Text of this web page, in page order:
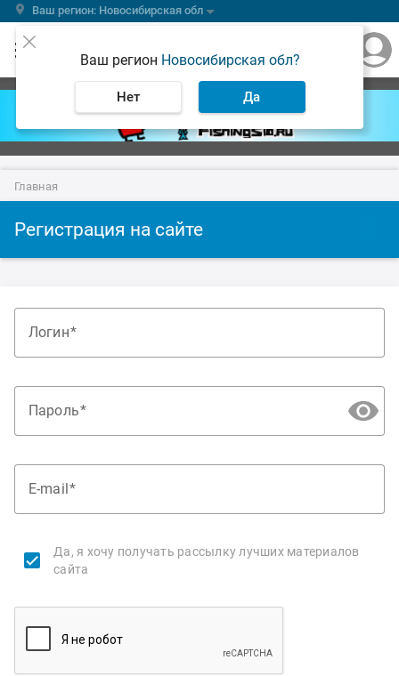
Ваш регион: Новосибирская обл
Ваш регион Новосибирская обл?
Нет Да
Главная
Регистрация на сайте
Логин
Пароль
E-mail
Да, я хочу получать рассылку лучших материалов
сайта